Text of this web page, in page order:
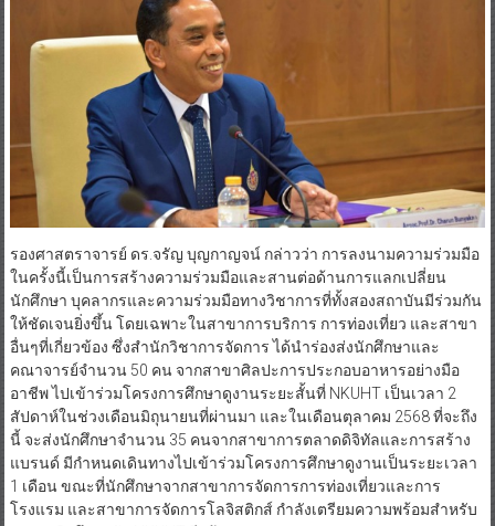
รองศาสตราจารย์ ดร.จรัญ บุญกาญจน์ กล่าวว่า การลงนามความร่วมมือ
ในครั้งนี้เป็นการสร้างความร่วมมือและสานต่อด้านการแลกเปลี่ยน
นักศึกษา บุคลากรและความร่วมมือทางวิชาการที่ทั้งสองสถาบันมีร่วมกัน
ให้ชัดเจนยิ่งขึ้น โดยเฉพาะในสาขาการบริการ การท่องเที่ยว และสาขา
อื่นๆที่เกี่ยวข้อง ซึ่งสำนักวิชาการจัดการ ได้นำร่องส่งนักศึกษาและ
คณาจารย์จำนวน 50 คน จากสาขาศิลปะการประกอบอาหารอย่างมือ
อาชีพ ไปเข้าร่วมโครงการศึกษาดูงานระยะสั้นที่ NKUHT เป็นเวลา 2
สัปดาห์ในช่วงเดือนมิถุนายนที่ผ่านมา และในเดือนตุลาคม 2568 ที่จะถึง
นี้ จะส่งนักศึกษาจำนวน 35 คนจากสาขาการตลาดดิจิทัลและการสร้าง
แบรนด์ มีกำหนดเดินทางไปเข้าร่วมโครงการศึกษาดูงานเป็นระยะเวลา
1 เดือน ขณะที่นักศึกษาจากสาขาการจัดการการท่องเที่ยวและการ
โรงแรม และสาขาการจัดการโลจิสติกส์ กำลังเตรียมความพร้อมสำหรับ